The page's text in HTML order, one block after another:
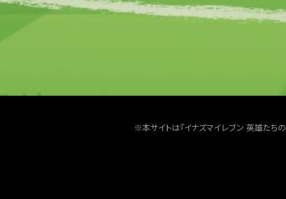
※本サイトは『イナズマイレブン 英雄たち